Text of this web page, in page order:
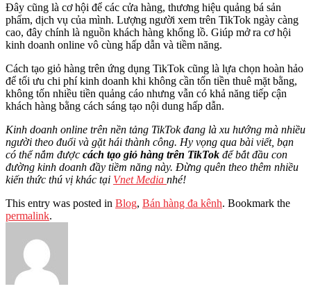
Đây cũng là cơ hội để các cửa hàng, thương hiệu quảng bá sản
phẩm, dịch vụ của mình. Lượng người xem trên TikTok ngày càng
cao, đây chính là nguồn khách hàng khổng lồ. Giúp mở ra cơ hội
kinh doanh online vô cùng hấp dẫn và tiềm năng.
Cách tạo giỏ hàng trên ứng dụng TikTok cũng là lựa chọn hoàn hảo
để tối ưu chi phí kinh doanh khi không cần tốn tiền thuê mặt bằng,
không tốn nhiều tiền quảng cáo nhưng vẫn có khả năng tiếp cận
khách hàng bằng cách sáng tạo nội dung hấp dẫn.
Kinh doanh online trên nền tảng TikTok đang là xu hướng mà nhiều
người theo đuổi và gặt hái thành công. Hy vọng qua bài viết, bạn
có thể nắm được cách tạo giỏ hàng trên TikTok để bắt đầu con
đường kinh doanh đầy tiềm năng này. Đừng quên theo thêm nhiều
kiến thức thú vị khác tại Vnet Media nhé!
This entry was posted in Blog, Bán hàng đa kênh. Bookmark the
permalink.